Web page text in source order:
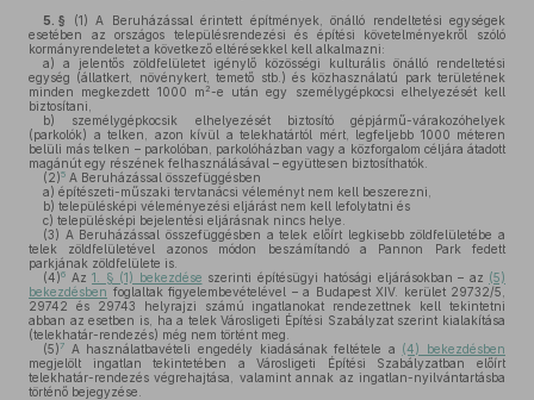
5. § (1) A Beruházással érintett építmények, önálló rendeltetési egységek
esetében az országos településrendezési és építési követelményekről szóló
kormányrendeletet a következő eltérésekkel kell alkalmazni:
a) a jelentős zöldfelületet igénylő közösségi kulturális önálló rendeltetési
egység (állatkert, növénykert, temető stb.) és közhasználatú park területének
minden megkezdett 1000 m 2-e után egy személygépkocsi elhelyezését kell
biztosítani,
b) személygépkocsik elhelyezését biztosító gépjármű-várakozóhelyek
(parkolók) a telken, azon kívül a telekhatártól mért, legfeljebb 1000 méteren
belüli más telken – parkolóban, parkolóházban vagy a közforgalom céljára átadott
magánút egy részének felhasználásával – együttesen biztosíthatók.
(2)5 A Beruházással összefüggésben
a) építészeti-műszaki tervtanácsi véleményt nem kell beszerezni,
b) településképi véleményezési eljárást nem kell lefolytatni és
c) településképi bejelentési eljárásnak nincs helye.
(3) A Beruházással összefüggésben a telek előírt legkisebb zöldfelületébe a
telek zöldfelületével azonos módon beszámítandó a Pannon Park fedett
parkjának zöldfelülete is.
(4)6 Az 1. § (1) bekezdése szerinti építésügyi hatósági eljárásokban – az (5)
bekezdésben foglaltak figyelembevételével – a Budapest XIV. kerület 29732/5,
29742 és 29743 helyrajzi számú ingatlanokat rendezettnek kell tekintetni
abban az esetben is, ha a telek Városligeti Építési Szabályzat szerint kialakítása
(telekhatár-rendezés) még nem történt meg.
(5)7 A használatbavételi engedély kiadásának feltétele a (4) bekezdésben
megjelölt ingatlan tekintetében a Városligeti Építési Szabályzatban előírt
telekhatár-rendezés végrehajtása, valamint annak az ingatlan-nyilvántartásba
történő bejegyzése.